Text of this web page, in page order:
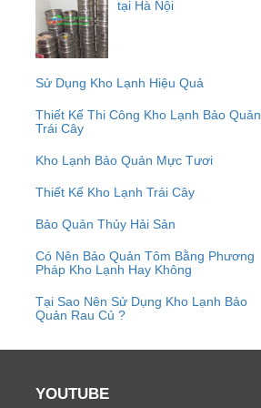
tại Hà Nội
Sử Dụng Kho Lạnh Hiệu Quả
Thiết Kế Thi Công Kho Lạnh Bảo Quản
Trái Cây
Kho Lạnh Bảo Quản Mực Tươi
Thiết Kế Kho Lạnh Trái Cây
Bảo Quản Thủy Hải Sản
Có Nên Bảo Quản Tôm Bằng Phương
Pháp Kho Lạnh Hay Không
Tại Sao Nên Sử Dụng Kho Lạnh Bảo
Quản Rau Củ ?
YOUTUBE